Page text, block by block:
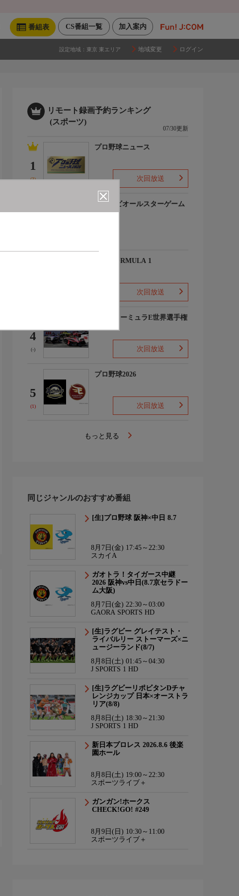
加入案内
CS番組一覧
番組表
設定地域： 東京 東エリア 地域変更 ログイン
リモート録画予約ランキング
(スポーツ)
07/30更新
1
(3)
プロ野球ニュース
次回放送
マイナビオールスターゲーム
2026 FORMULA 1
次回放送
4
(-)
FIAフォーミュラE世界選手権
2025/26
次回放送
5
(1)
プロ野球2026
次回放送
もっと見る
同じジャンルのおすすめ番組
[生]プロ野球 阪神×中日 8.7
8月7日(金) 17:45～22:30
スカイA
ガオトラ！タイガース中継
2026 阪神vs中日(8.7京セラドー
ム大阪)
8月7日(金) 22:30～03:00
GAORA SPORTS HD
[生]ラグビー グレイテスト・
ライバルリー ストーマーズ×ニ
ュージーランド(8/7)
8月8日(土) 01:45～04:30
J SPORTS 1 HD
[生]ラグビーリポビタンDチャ
レンジカップ 日本×オーストラ
リア(8/8)
8月8日(土) 18:30～21:30
J SPORTS 1 HD
新日本プロレス 2026.8.6 後楽
園ホール
8月8日(土) 19:00～22:30
スポーツライブ＋
ガンガン!ホークス
CHECK!GO! #249
8月9日(日) 10:30～11:00
スポーツライブ＋